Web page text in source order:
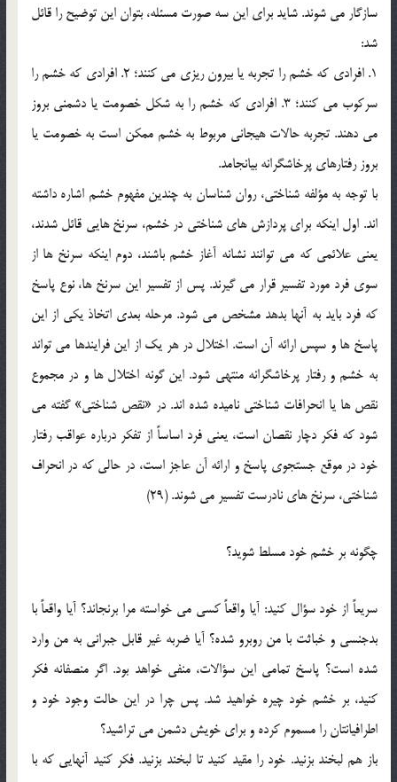
سازگار می شوند. شاید برای این سه صورت مسئله، بتوان این توضیح را قائل
شد:
1. افرادی که خشم را تجربه یا بیرون ریزی می کنند؛ 2. افرادی که خشم را
سرکوب می کنند؛ 3. افرادی که خشم را به شکل خصومت یا دشمنی بروز
می دهند. تجربه حالات هیجانی مربوط به خشم ممکن است به خصومت یا
بروز رفتارهای پرخاشگرانه بیانجامد.
با توجه به مؤلفه شناختی، روان شناسان به چندین مفهوم خشم اشاره داشته
اند. اول اینکه برای پردازش های شناختی در خشم، سرنخ هایی قائل شدند،
یعنی علائمی که می توانند نشانه آغاز خشم باشند، دوم اینکه سرنخ ها از
سوی فرد مورد تفسیر قرار می گیرند. پس از تفسیر این سرنخ ها، نوع پاسخ
که فرد باید به آنها بدهد مشخص می شود. مرحله بعدی اتخاذ یکی از این
پاسخ ها و سپس ارائه آن است. اختلال در هر یک از این فرایندها می تواند
به خشم و رفتار پرخاشگرانه منتهی شود. این گونه اختلال ها و در مجموع
نقص ها یا انحرافات شناختی نامیده شده اند. در «نقص شناختی» گفته می
شود که فکر دچار نقصان است، یعنی فرد اساساً از تفکر درباره عواقب رفتار
خود در موقع جستجوی پاسخ و ارائه آن عاجز است، در حالی که در انحراف
شناختی، سرنخ های نادرست تفسیر می شوند. (29)
چگونه بر خشم خود مسلط شوید؟
سریعاً از خود سؤال کنید: آیا واقعاً کسی می خواسته مرا برنجاند؟ آیا واقعاً با
بدجنسی و خباثت با من روبرو شده؟ آیا ضربه غیر قابل جبرانی به من وارد
شده است؟ پاسخ تمامی این سؤالات، منفی خواهد بود. اگر منصفانه فکر
کنید، بر خشم خود چیره خواهید شد. پس چرا در این حالت وجود خود و
اطرافیانتان را مسموم کرده و برای خویش دشمن می تراشید؟
باز هم لبخند بزنید. خود را مقید کنید تا لبخند بزنید. فکر کنید آنهایی که با